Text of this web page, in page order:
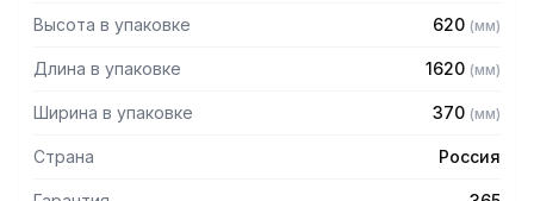
крепления к стене
Высота в упаковке 620 (мм)
Длина в упаковке 1620 (мм)
Ширина в упаковке 370 (мм)
Страна Россия